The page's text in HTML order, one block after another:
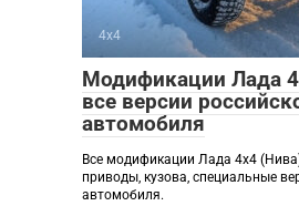
4х4
Модификации Лада
все версии
автомобиля
Все модификации Лада 4х4
приводы, кузова, специальные
автомобиля.